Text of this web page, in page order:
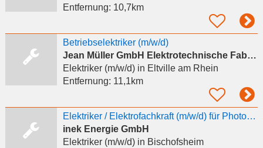
Entfernung: 10,7km
Betriebselektriker (m/w/d)
Jean Müller GmbH Elektrotechnische Fabrik
Elektriker (m/w/d)in Eltville am Rhein
Entfernung: 11,1km
Elektriker / Elektrofachkraft (m/w/d) für Photovoltaik gesucht Vollzeit · Bischofsheim · ab
inek Energie GmbH
Elektriker (m/w/d)in Bischofsheim